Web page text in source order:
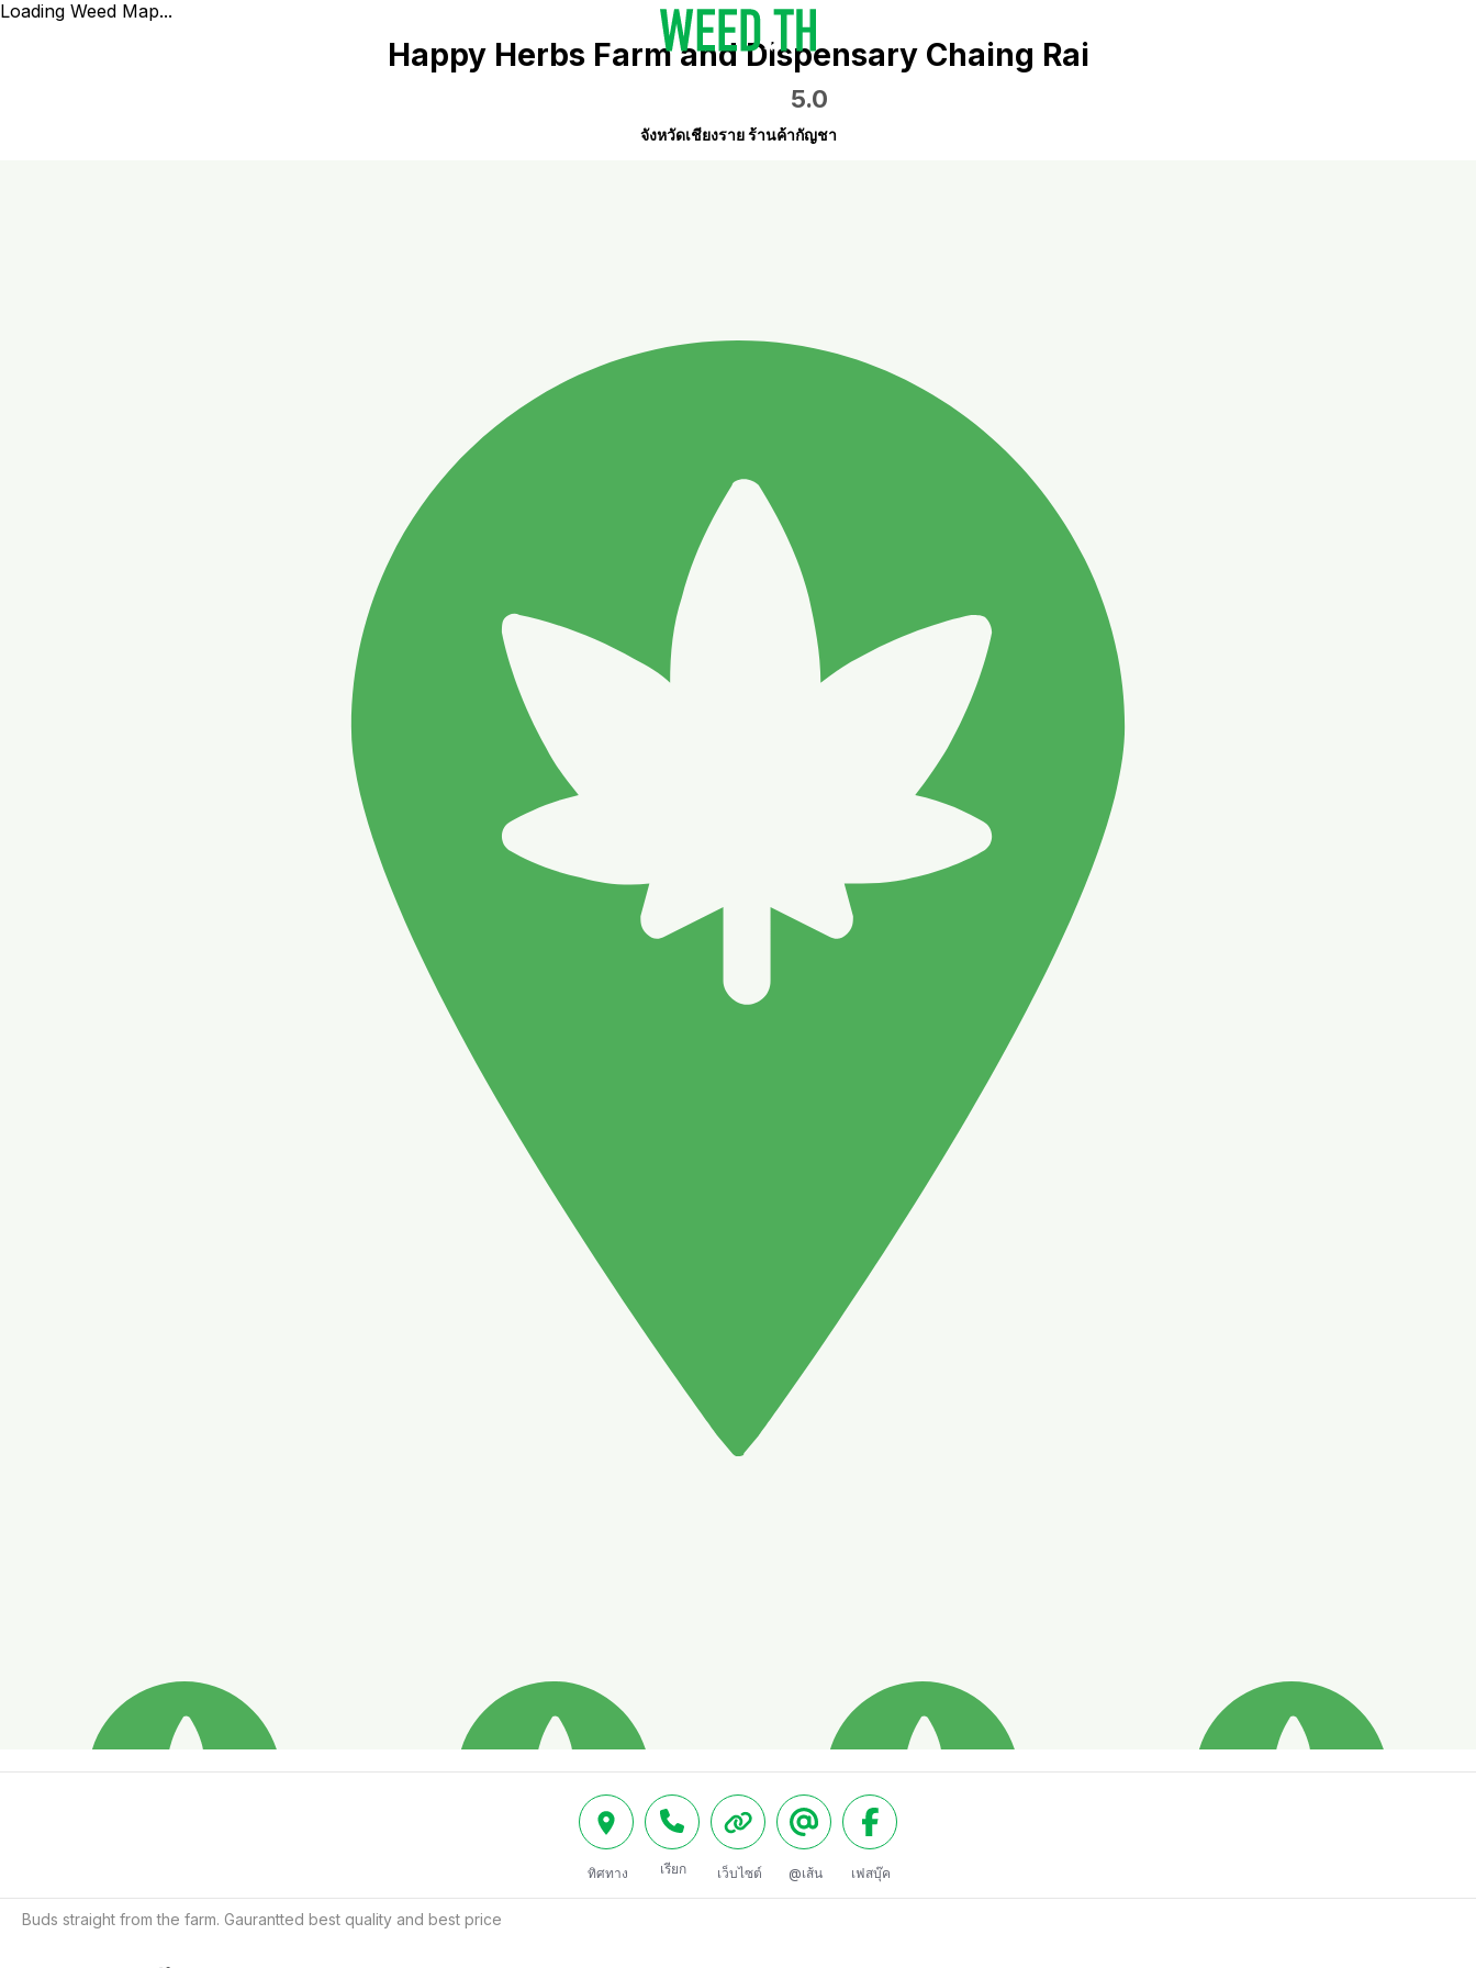
Loading Weed Map...
Happy Herbs Farm and Dispensary Chaing Rai
5.0
จังหวัดเชียงราย ร้านค้ากัญชา
ทิศทาง เรียก เว็บไซต์ @เส้น เฟสบุ๊ค
Buds straight from the farm. Gaurantted best quality and best price